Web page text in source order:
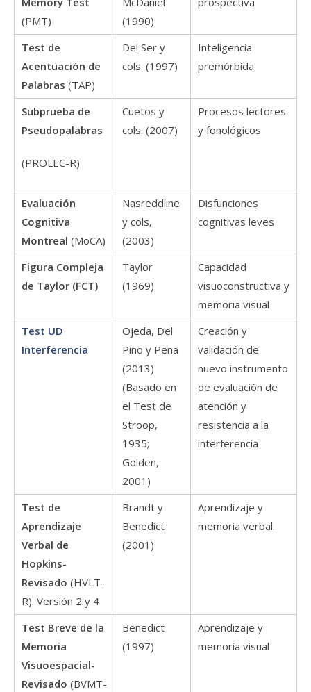
(PMT)
(1990)
Test de
Acentuación de
Palabras (TAP)
Del Ser y
cols. (1997)
Inteligencia
premórbida
Subprueba de
Pseudopalabras
(PROLEC-R)
Cuetos y
cols. (2007)
Procesos lectores
y fonológicos
Evaluación
Cognitiva
Montreal (MoCA)
Nasreddline
y cols,
(2003)
Disfunciones
cognitivas leves
Figura Compleja
de Taylor (FCT)
Taylor
(1969)
Capacidad
visuoconstructiva y
memoria visual
Test UD
Interferencia
Ojeda, Del
Pino y Peña
(2013)
(Basado en
el Test de
Stroop,
1935;
Golden,
2001)
Creación y
validación de
nuevo instrumento
de evaluación de
atención y
resistencia a la
interferencia
Test de
Aprendizaje
Verbal de
Hopkins-
Revisado (HVLT-
R). Versión 2 y 4
Brandt y
Benedict
(2001)
Aprendizaje y
memoria verbal.
Test Breve de la
Memoria
Visuoespacial-
Revisado (BVMT-
Benedict
(1997)
Aprendizaje y
memoria visual